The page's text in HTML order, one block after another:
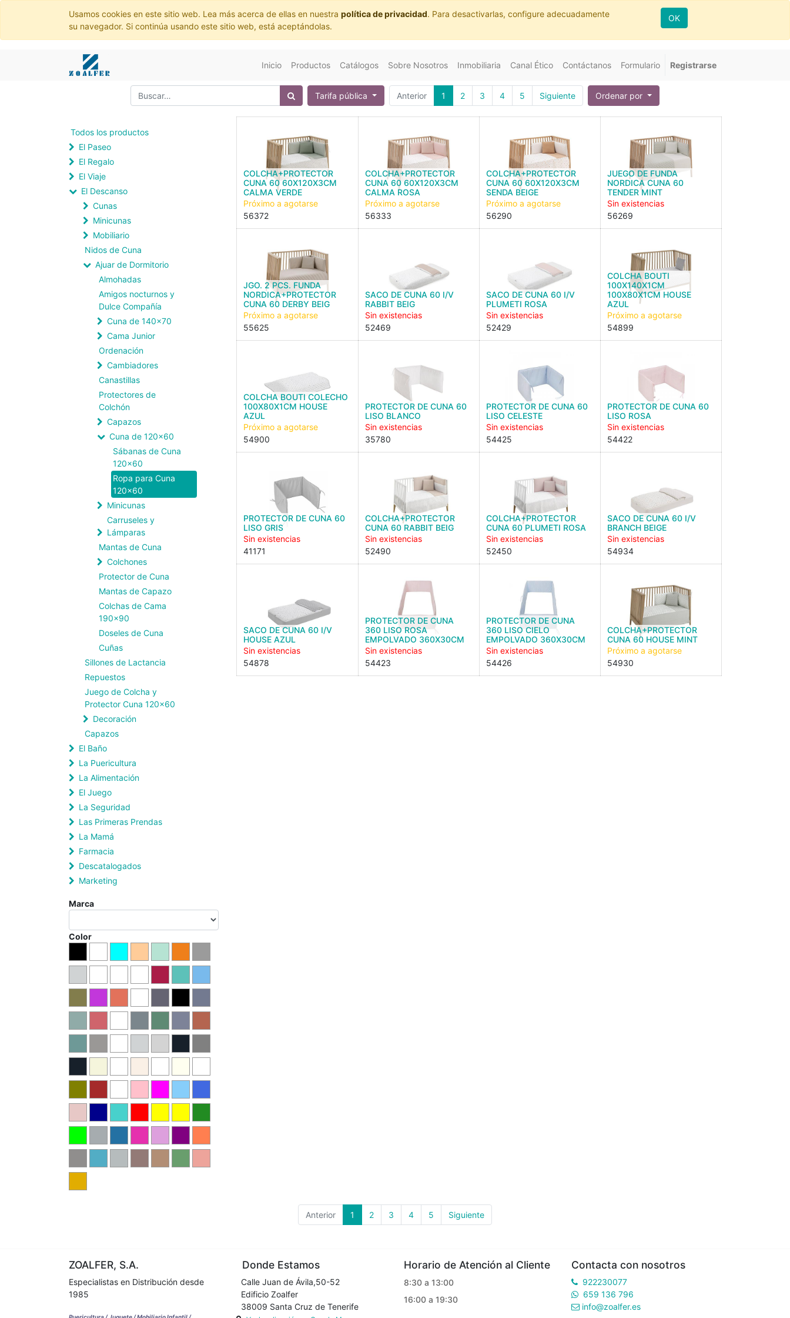
Usamos cookies en este sitio web. Lea más acerca de ellas en nuestra política de privacidad. Para desactivarlas, configure adecuadamente
su navegador. Si continúa usando este sitio web, está aceptándolas.
OK
Inicio Productos Catálogos Sobre Nosotros Inmobiliaria Canal Ético Contáctanos Formulario Registrarse
Tarifa pública Anterior 1 2 3 4 5 Siguiente Ordenar por
Todos los productos
El Paseo
El Regalo
El Viaje
El Descanso
Cunas
Minicunas
Mobiliario
Nidos de Cuna
Ajuar de Dormitorio
Almohadas
Amigos nocturnos y
Dulce Compañía
Cuna de 140x70
Cama Junior
Ordenación
Cambiadores
Canastillas
Protectores de
Colchón
Capazos
Cuna de 120x60
Sábanas de Cuna
120x60
Ropa para Cuna
120x60
Minicunas
Carruseles y
Lámparas
Mantas de Cuna
Colchones
Protector de Cuna
Mantas de Capazo
Colchas de Cama
190x90
Doseles de Cuna
Cuñas
Sillones de Lactancia
Repuestos
Juego de Colcha y
Protector Cuna 120x60
Decoración
Capazos
El Baño
La Puericultura
La Alimentación
El Juego
La Seguridad
Las Primeras Prendas
La Mamá
Farmacia
Descatalogados
Marketing
Marca
Color
COLCHA+PROTECTOR
CUNA 60 60X120X3CM
CALMA VERDE
Próximo a agotarse
56372
COLCHA+PROTECTOR
CUNA 60 60X120X3CM
CALMA ROSA
Próximo a agotarse
56333
COLCHA+PROTECTOR
CUNA 60 60X120X3CM
SENDA BEIGE
Próximo a agotarse
56290
JUEGO DE FUNDA
NORDICA CUNA 60
TENDER MINT
Sin existencias
56269
JGO. 2 PCS. FUNDA
NORDICA+PROTECTOR
CUNA 60 DERBY BEIG
Próximo a agotarse
55625
SACO DE CUNA 60 I/V
RABBIT BEIG
Sin existencias
52469
SACO DE CUNA 60 I/V
PLUMETI ROSA
Sin existencias
52429
COLCHA BOUTI
100X140X1CM
100X80X1CM HOUSE
AZUL
Próximo a agotarse
54899
COLCHA BOUTI COLECHO
100X80X1CM HOUSE
AZUL
Próximo a agotarse
54900
PROTECTOR DE CUNA 60
LISO BLANCO
Sin existencias
35780
PROTECTOR DE CUNA 60
LISO CELESTE
Sin existencias
54425
PROTECTOR DE CUNA 60
LISO ROSA
Sin existencias
54422
PROTECTOR DE CUNA 60
LISO GRIS
Sin existencias
41171
COLCHA+PROTECTOR
CUNA 60 RABBIT BEIG
Sin existencias
52490
COLCHA+PROTECTOR
CUNA 60 PLUMETI ROSA
Sin existencias
52450
SACO DE CUNA 60 I/V
BRANCH BEIGE
Sin existencias
54934
SACO DE CUNA 60 I/V
HOUSE AZUL
Sin existencias
54878
PROTECTOR DE CUNA
360 LISO ROSA
EMPOLVADO 360X30CM
Sin existencias
54423
PROTECTOR DE CUNA
360 LISO CIELO
EMPOLVADO 360X30CM
Sin existencias
54426
COLCHA+PROTECTOR
CUNA 60 HOUSE MINT
Próximo a agotarse
54930
Anterior 1 2 3 4 5 Siguiente
ZOALFER, S.A.
Especialistas en Distribución desde
1985
Donde Estamos
Calle Juan de Ávila,50-52
Edificio Zoalfer
38009 Santa Cruz de Tenerife
Horario de Atención al Cliente
8:30 a 13:00
16:00 a 19:30
Contacta con nosotros
922230077
659 136 796
info@zoalfer.es